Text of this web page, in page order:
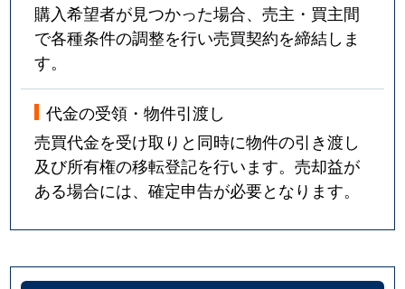
購入希望者が見つかった場合、売主・買主間
で各種条件の調整を行い売買契約を締結しま
す。
代金の受領・物件引渡し
売買代金を受け取りと同時に物件の引き渡し
及び所有権の移転登記を行います。売却益が
ある場合には、確定申告が必要となります。